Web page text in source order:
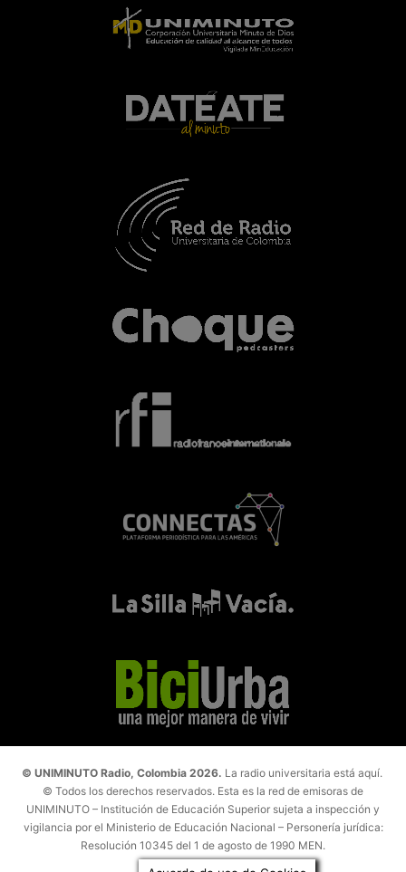
© UNIMINUTO Radio, Colombia 2026. La radio universitaria está aquí.
© Todos los derechos reservados. Esta es la red de emisoras de
UNIMINUTO – Institución de Educación Superior sujeta a inspección y
vigilancia por el Ministerio de Educación Nacional – Personería jurídica:
Resolución 10345 del 1 de agosto de 1990 MEN.